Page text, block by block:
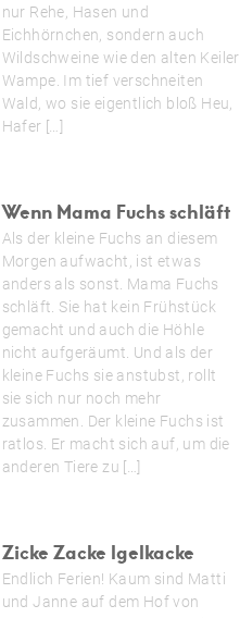
nur Rehe, Hasen und
Eichhörnchen, sondern auch
Wildschweine wie den alten Keiler
Wampe. Im tief verschneiten
Wald, wo sie eigentlich bloß Heu,
Hafer […]
Wenn Mama Fuchs schläft
Als der kleine Fuchs an diesem
Morgen aufwacht, ist etwas
anders als sonst. Mama Fuchs
schläft. Sie hat kein Frühstück
gemacht und auch die Höhle
nicht aufgeräumt. Und als der
kleine Fuchs sie anstubst, rollt
sie sich nur noch mehr
zusammen. Der kleine Fuchs ist
ratlos. Er macht sich auf, um die
anderen Tiere zu […]
Zicke Zacke Igelkacke
Endlich Ferien! Kaum sind Matti
und Janne auf dem Hof von